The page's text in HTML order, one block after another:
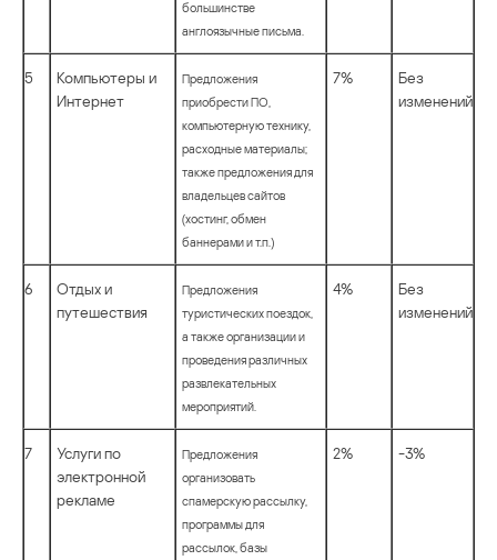
большинстве
англоязычные письма.
5
Компьютеры и
Интернет
Предложения
приобрести ПО,
компьютерную технику,
расходные материалы;
также предложения для
владельцев сайтов
(хостинг, обмен
баннерами и т.п.)
7%
Без
изменений
6
Отдых и
путешествия
Предложения
туристических поездок,
а также организации и
проведения различных
развлекательных
мероприятий.
4%
Без
изменений
7
Услуги по
электронной
рекламе
Предложения
организовать
спамерскую рассылку,
программы для
рассылок, базы
2% -3%